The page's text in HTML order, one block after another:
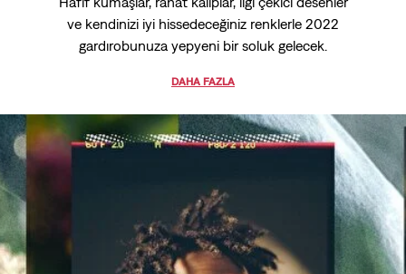
ve kendinizi iyi hissedeceğiniz renklerle 2022
gardırobunuza yepyeni bir soluk gelecek.
DAHA FAZLA